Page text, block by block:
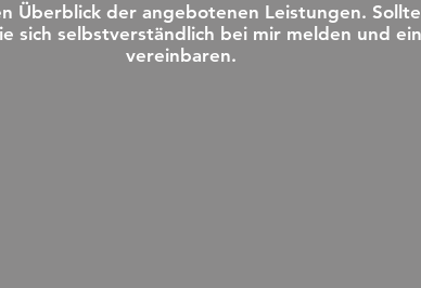
Überblick der angebotenen Leistungen.
sich selbstverständlich bei mir melden und
vereinbaren.